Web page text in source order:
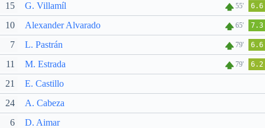
15 G. Villamíl 55' 6.6
10 Alexander Alvarado 65' 7.3
7 L. Pastrán 79' 6.6
11 M. Estrada 79' 6.2
21
E. Castillo
24
A. Cabeza
6
D. Aimar